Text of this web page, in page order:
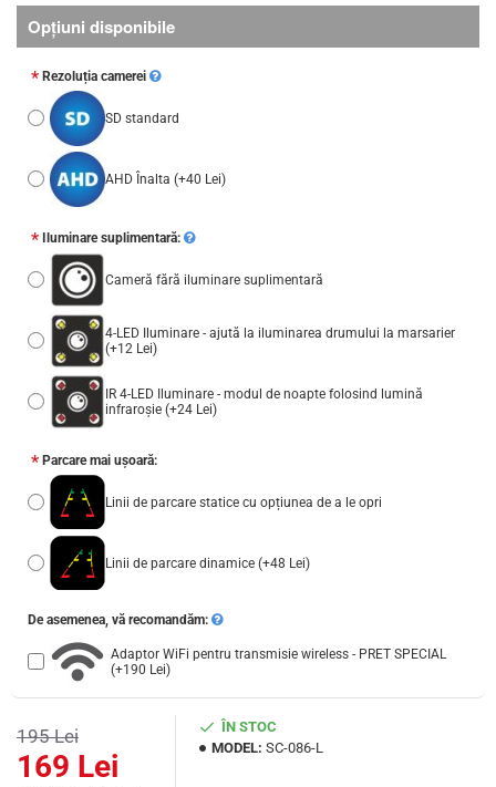
169 Lei
195 Lei
ÎN STOC
MODEL: SC-086-L
Opţiuni disponibile
Rezoluția camerei
SD standard
AHD Înalta (+40 Lei)
Iluminare suplimentară:
Cameră fără iluminare suplimentară
4-LED Iluminare - ajută la iluminarea drumului la marsarier
(+12 Lei)
IR 4-LED Iluminare - modul de noapte folosind lumină
infraroșie (+24 Lei)
Parcare mai ușoară:
Linii de parcare statice cu opțiunea de a le opri
Linii de parcare dinamice (+48 Lei)
De asemenea, vă recomandăm:
Adaptor WiFi pentru transmisie wireless - PRET SPECIAL
(+190 Lei)